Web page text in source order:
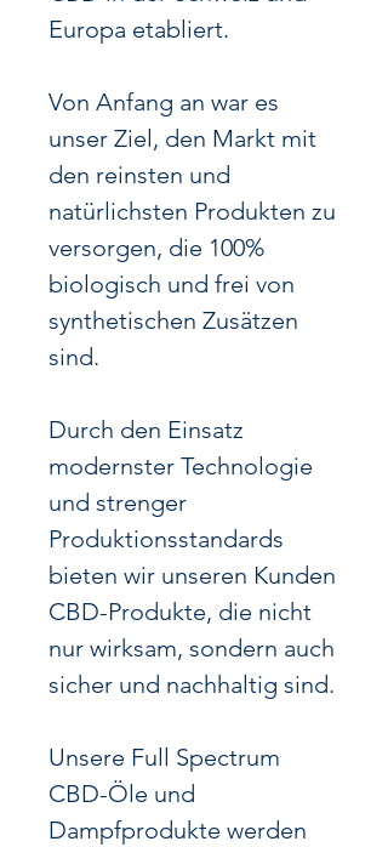
Europa etabliert.
Von Anfang an war es
unser Ziel, den Markt mit
den reinsten und
natürlichsten Produkten zu
versorgen, die 100%
biologisch und frei von
synthetischen Zusätzen
sind.
Durch den Einsatz
modernster Technologie
und strenger
Produktionsstandards
bieten wir unseren Kunden
CBD-Produkte, die nicht
nur wirksam, sondern auch
sicher und nachhaltig sind.
Unsere Full Spectrum
CBD-Öle und
Dampfprodukte werden